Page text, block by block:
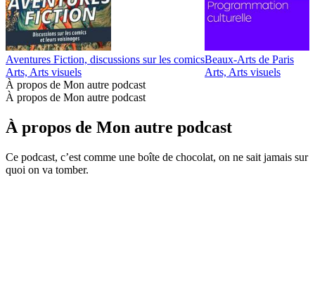
Aventures Fiction, discussions sur les comics
Arts, Arts visuels
Beaux-Arts de Paris
Arts, Arts visuels
À propos de Mon autre podcast
À propos de Mon autre podcast
À propos de Mon autre podcast
Ce podcast, c’est comme une boîte de chocolat, on ne sait jamais sur
quoi on va tomber.